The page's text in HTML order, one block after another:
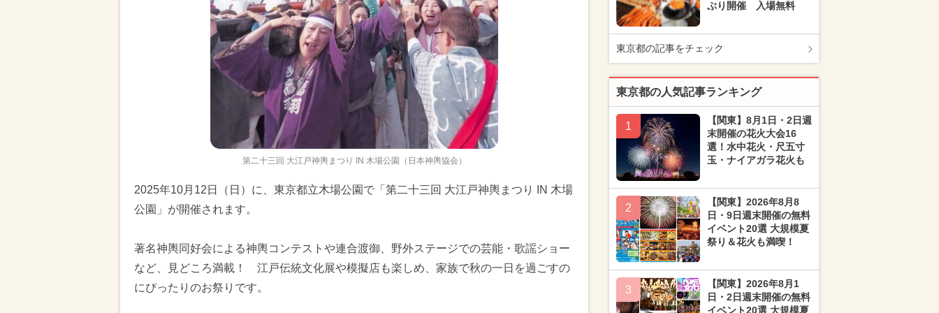
第二十三回 大江戸神輿まつり IN 木場公園（日本神輿協会）
2025年10月12日（日）に、東京都立木場公園で「第二十三回 大江戸神輿まつり IN 木場
公園」が開催されます。
著名神輿同好会による神輿コンテストや連合渡御、野外ステージでの芸能・歌謡ショー
など、見どころ満載！ 江戸伝統文化展や模擬店も楽しめ、家族で秋の一日を過ごすの
にぴったりのお祭りです。
ぶり開催 入場無料
東京都の記事をチェック
東京都の人気記事ランキング
1
【関東】8月1日・2日週
末開催の花火大会16
選！水中花火・尺五寸
玉・ナイアガラ花火も
2
【関東】2026年8月8
日・9日週末開催の無料
イベント20選 大規模夏
祭り＆花火も満喫！
3
【関東】2026年8月1
日・2日週末開催の無料
イベント20選 大規模夏